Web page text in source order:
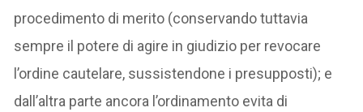
procedimento di merito (conservando tuttavia
sempre il potere di agire in giudizio per revocare
l’ordine cautelare, sussistendone i presupposti); e
dall’altra parte ancora l’ordinamento evita di